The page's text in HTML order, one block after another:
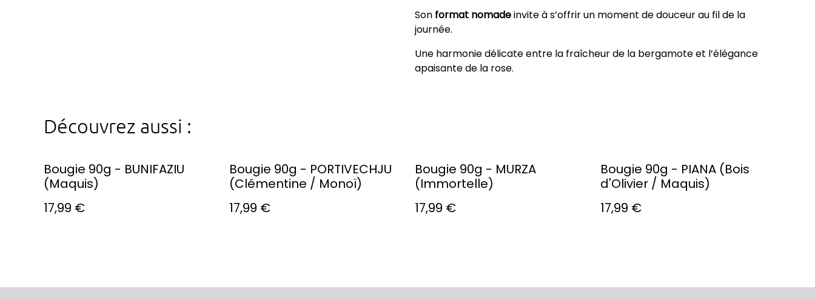
Son format nomadeinvite à s’offrir un moment de douceur au fil de la
journée.
Une harmonie délicate entre la fraîcheur de la bergamote et l’élégance
apaisante de la rose.
Découvrez aussi :
Bougie 90g - BUNIFAZIU
(Maquis)
17,99 €
Bougie 90g - PORTIVECHJU
(Clémentine / Monoï)
17,99 €
Bougie 90g - MURZA
(Immortelle)
17,99 €
Bougie 90g - PIANA (Bois
d'Olivier / Maquis)
17,99 €